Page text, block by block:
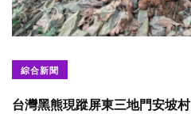
綜合新聞
台灣黑熊現蹤屏東三地門安坡村